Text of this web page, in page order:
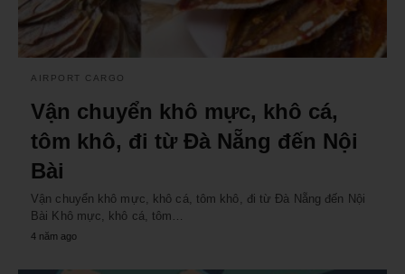
AIRPORT CARGO
Vận chuyển khô mực, khô cá,
tôm khô, đi từ Đà Nẵng đến Nội
Bài
Vận chuyển khô mực, khô cá, tôm khô, đi từ Đà Nẵng đến Nội
Bài Khô mực, khô cá, tôm…
4 năm ago